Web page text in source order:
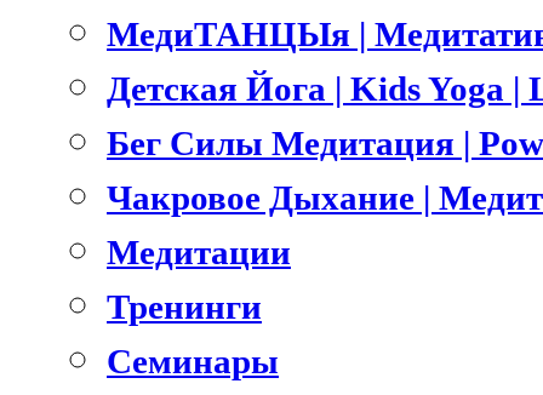
МедиТАНЦЫя |
Детская Йога | Kids Yoga
Бег Силы Медитация |
Чакровое Дыхание |
Медитации
Тренинги
Семинары